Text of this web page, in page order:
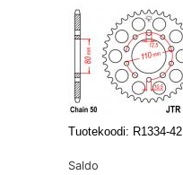
Tuotekoodi: R1334-42
Saldo